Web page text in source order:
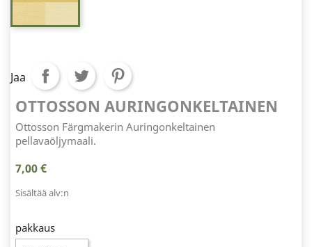
Jaa
OTTOSSON AURINGONKELTAINEN
Ottosson Färgmakerin Auringonkeltainen
pellavaöljymaali.
7,00 €
Sisältää alv:n
pakkaus